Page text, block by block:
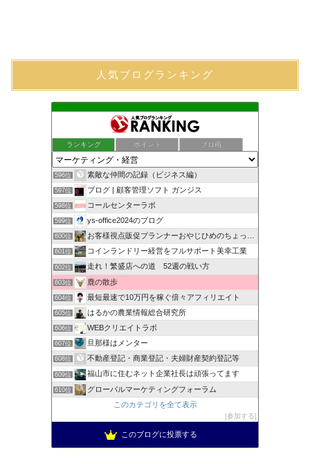
人気ブログランキング
ランキング ポイント ブロ画
596位 素敵な仲間の記録（ビジネス編）
597位 ブログ | 顧客管理ソフト ガンジス
598位 コールセンターラボ
599位 ys-office2024のブログ
600位 お客様視点販促プランナーおやじひめのちょっとタメになる話
601位 コインランドリー経営をフルサポート美幸工業
602位 走れ！繁盛店への道 52週の戦い方
603位 鹿の散歩
604位 最短最速で10万円を稼ぐ倍々アフィリエイト
605位 はるかの農業情報総合研究所
606位 WEBクリエイトラボ
607位 旦那様はメンター
608位 不動産登記・商業登記・夫婦財産契約登記等
609位 福山市に住むネット企業社長は頑張ってます
610位
グローバルマーケティングフォーラム
このカテゴリを全て表示
参加する
このブログに投票する